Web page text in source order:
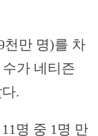
천만 명)를 차
가 네티즌
.
명 중 1명 만